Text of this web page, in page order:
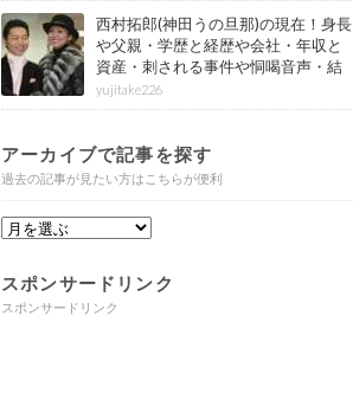
西村拓郎(神田うの旦那)の現在！身長
や父親・学歴と経歴や会社・年収と
資産・刺される事件や恫喝音声・結
婚と子供や自宅・脳梗塞の病気もま
とめ
yujitake226
アーカイブで記事を探す
過去の記事が見たい方はこちらが便利
スポンサードリンク
スポンサードリンク